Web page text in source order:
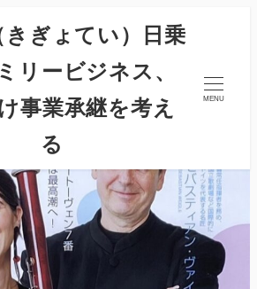
きぎょてい）日乗
リービジネス、
事業承継を考え
る
MENU